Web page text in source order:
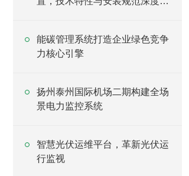
能碳管理系统打造企业绿色竞争
力核心引擎
扬州泰州国际机场二期构建全场
景电力监控系统
智慧光伏运维平台，革新光伏运
行监视